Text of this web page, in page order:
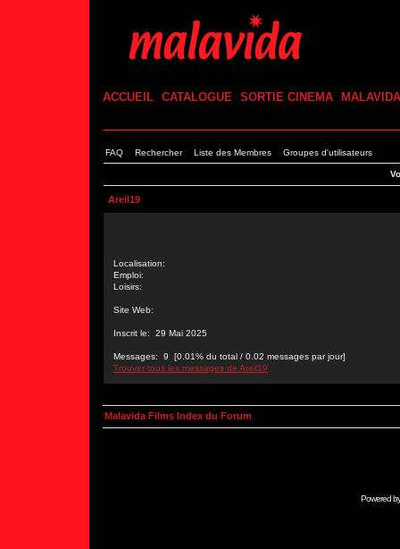
ACCUEIL CATALOGUE SORTIE CINEMA MALAVIDA
FAQ Rechercher Liste des Membres Groupes d'utilisateurs
Areil19
Localisation:
Emploi:
Loisirs:
Site Web:
Inscrit le: 29 Mai 2025
Messages: 9 [0.01% du total / 0.02 messages par jour]
Trouver tous les messages de Areil19
Malavida Films Index du Forum
Powered